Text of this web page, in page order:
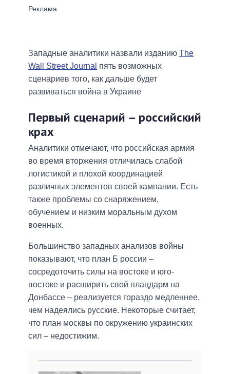
Западные аналитики назвали изданию The
Wall Street Journal пять возможных
сценариев того, как дальше будет
развиваться война в Украине
Первый сценарий – российский
крах
Аналитики отмечают, что российская армия
во время вторжения отличилась слабой
логистикой и плохой координацией
различных элементов своей кампании. Есть
также проблемы со снаряжением,
обучением и низким моральным духом
военных.
Большинство западных анализов войны
показывают, что план Б россии –
сосредоточить силы на востоке и юго-
востоке и расширить свой плацдарм на
Донбассе – реализуется гораздо медленнее,
чем надеялись русские. Некоторые считает,
что план москвы по окружению украинских
сил – недостижим.